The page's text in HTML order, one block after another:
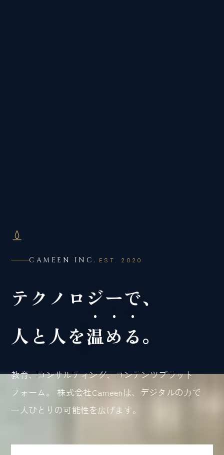
CAMEEN INC. EST. 2020
テクノロジーで、
人と人を温める。
教育、コンサルティング、コンテンツプラット
フォーム。
株式会社Cameenは、デジタルの力で
一人ひとりの可能性を広げます。